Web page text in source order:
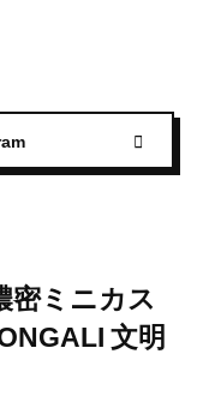
密ミニカス
文明